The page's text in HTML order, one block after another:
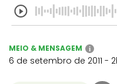
MEIO & MENSAGEM i
6 de setembro de 2011 -